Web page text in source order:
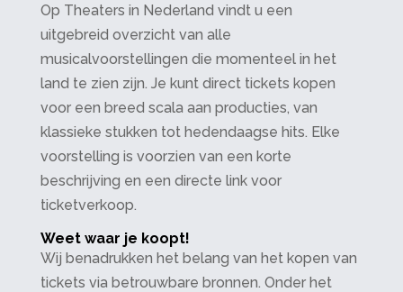
Op Theaters in Nederland vindt u een
uitgebreid overzicht van alle
musicalvoorstellingen die momenteel in het
land te zien zijn. Je kunt direct tickets kopen
voor een breed scala aan producties, van
klassieke stukken tot hedendaagse hits. Elke
voorstelling is voorzien van een korte
beschrijving en een directe link voor
ticketverkoop.
Weet waar je koopt!
Wij benadrukken het belang van het kopen van
tickets via betrouwbare bronnen. Onder het